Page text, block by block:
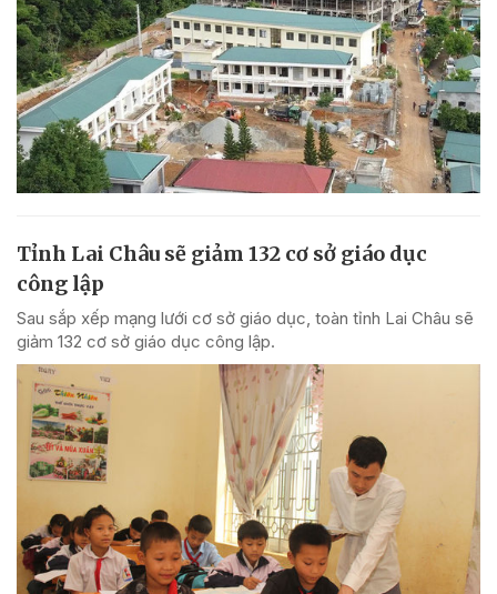
Tỉnh Lai Châu sẽ giảm 132 cơ sở giáo dục
công lập
Sau sắp xếp mạng lưới cơ sở giáo dục, toàn tỉnh Lai Châu sẽ
giảm 132 cơ sở giáo dục công lập.